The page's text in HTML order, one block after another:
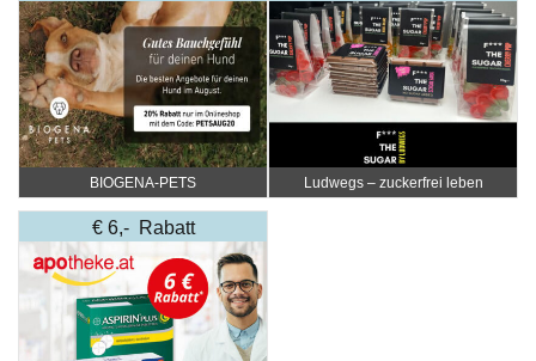
BIOGENA-PETS Ludwegs – zuckerfrei leben
€ 6,- Rabatt